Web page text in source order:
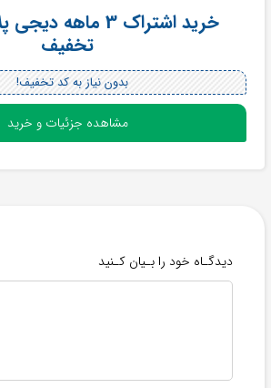
تخفیف
بدون نیاز به کد تخفیف!
مشاهده جزئیات و خرید
دیدگـاه خود را بـیان کـنید